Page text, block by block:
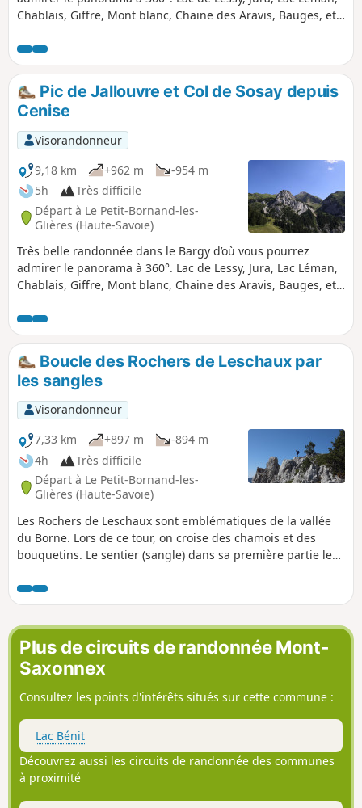
Chablais, Giffre, Mont blanc, Chaine des Aravis, Bauges, etc.
entre le (6) et le (8) et l'accès à la Pointe de Domingit.
Pic de Jallouvre et Col de Sosay depuis
Cenise
Visorandonneur
9,18 km
+962 m
-954 m
5h
Très difficile
Départ à Le Petit-Bornand-les-
Glières (Haute-Savoie)
Très belle randonnée dans le Bargy d’où vous pourrez
admirer le panorama à 360°. Lac de Lessy, Jura, Lac Léman,
Chablais, Giffre, Mont blanc, Chaine des Aravis, Bauges, etc.
passage aérien au Col du Rasoir, est réservée à des
randonneurs expérimentés et non sujets au vertige.
Boucle des Rochers de Leschaux par
les sangles
Visorandonneur
7,33 km
+897 m
-894 m
4h
Très difficile
Départ à Le Petit-Bornand-les-
Glières (Haute-Savoie)
Les Rochers de Leschaux sont emblématiques de la vallée
du Borne. Lors de ce tour, on croise des chamois et des
bouquetins. Le sentier (sangle) dans sa première partie le
exceptionnel. Après avoir remonté deux cheminées, on
atteint la crête que l'on suit par un sentier s'ouvrant sur une
vue grandiose de la chaîne du Bargy. C'est une randonnée
exigeante, réservée à des randonneuses et randonneurs
avertis. Il est déconseillé de l'entreprendre par temps
humide.
Plus de circuits de randonnée Mont-
Saxonnex
Consultez les points d'intérêts situés sur cette commune :
Lac Bénit
Découvrez aussi les circuits de randonnée des communes
à proximité